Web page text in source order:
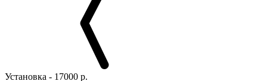
Установка - 17000 р.